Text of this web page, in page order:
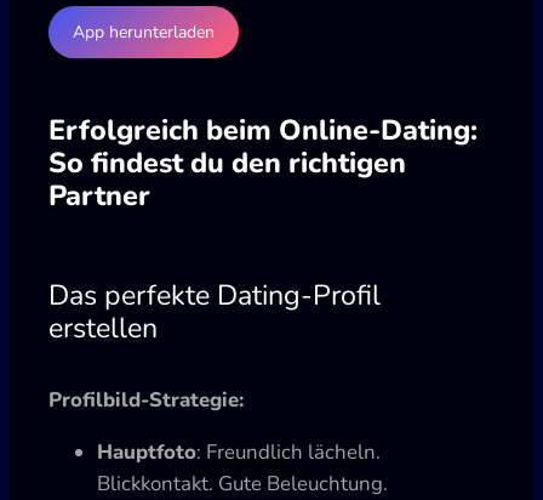
App herunterladen
Erfolgreich beim Online-Dating:
So findest du den richtigen
Partner
Das perfekte Dating-Profil
erstellen
Profilbild-Strategie:
Hauptfoto: Freundlich lächeln.
Blickkontakt. Gute Beleuchtung.